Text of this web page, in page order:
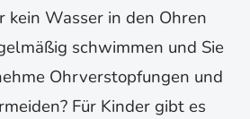
kein Wasser in den Ohren
schwimmen und Sie
Ohrverstopfungen und
Für Kinder gibt es